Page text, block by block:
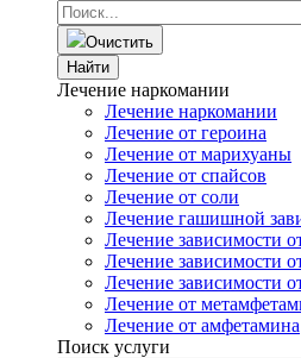
Очистить
Найти
Лечение наркомании
Лечение наркомании
Лечение от героина
Лечение от марихуаны
Лечение от спайсов
Лечение от соли
Лечение гашишной
Лечение зависимости
Лечение зависимости
Лечение зависимости
Лечение от
Лечение от амфетамина
Поиск услуги